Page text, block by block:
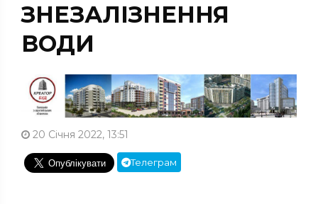
ЗНЕЗАЛІЗНЕННЯ
ВОДИ
20 Січня 2022, 13:51
Телеграм